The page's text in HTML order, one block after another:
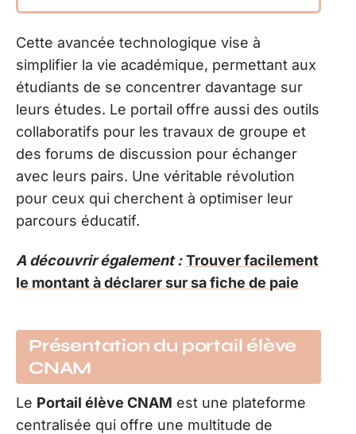
Cette avancée technologique vise à
simplifier la vie académique, permettant aux
étudiants de se concentrer davantage sur
leurs études. Le portail offre aussi des outils
collaboratifs pour les travaux de groupe et
des forums de discussion pour échanger
avec leurs pairs. Une véritable révolution
pour ceux qui cherchent à optimiser leur
parcours éducatif.
A découvrir également : Trouver facilement
le montant à déclarer sur sa fiche de paie
Présentation du portail élève
CNAM
Le Portail élève CNAM est une plateforme
centralisée qui offre une multitude de